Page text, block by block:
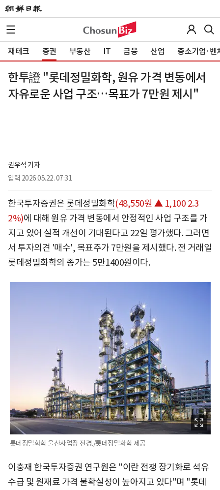
재테크 증권 부동산 IT 금융 산업 중소기업·벤
한투證 "롯데정밀화학, 원유 가격 변동에서
자유로운 사업 구조…목표가 7만원 제시"
권우석 기자
입력 2026.05.22. 07:31
한국투자증권은 롯데정밀화학(48,550원 ▲ 1,100 2.3
2%)에 대해 원유 가격 변동에서 안정적인 사업 구조를 가
지고 있어 실적 개선이 기대된다고 22일 평가했다. 그러면
서 투자의견 '매수', 목표주가 7만원을 제시했다. 전 거래일
롯데정밀화학의 종가는 5만1400원이다.
롯데정밀화학 울산사업장 전경./롯데정밀화학 제공
이충재 한국투자증권 연구원은 "이란 전쟁 장기화로 석유
수급 및 원재료 가격 불확실성이 높아지고 있다"며 "롯데